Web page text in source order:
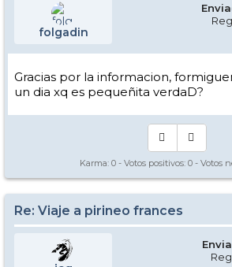
folgadin
Gracias por la informacion,
un dia xq es pequeñita verdaD?
Karma: 0 - Votos positivos: 0 - Votos
Re: Viaje a pirineo frances